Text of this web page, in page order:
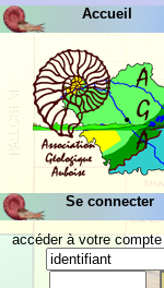
Accueil
Se connecter
accéder à votre